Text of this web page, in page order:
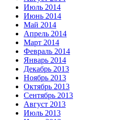
Июль 2014
Июнь 2014
Май 2014
Апрель 2014
Март 2014
Февраль 2014
Январь 2014
Декабрь 2013
Ноябрь 2013
Октябрь 2013
Сентябрь 2013
Август 2013
Июль 2013